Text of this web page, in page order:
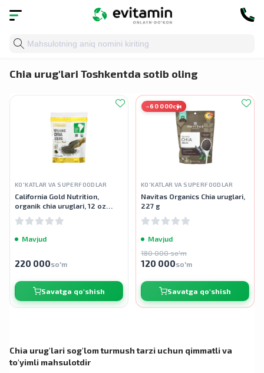
Bosh sahifa Katalog Yog 'kislotalari
Chia urug'lari Toshkentda sotib oling
KO'KATLAR VA SUPERFOODLAR
California Gold Nutrition,
organik chia uruglari, 12 oz
(340 g)
Mavjud
220 000so'm
Savatga qo'shish
−60 000сӯм
KO'KATLAR VA SUPERFOODLAR
Navitas Organics Chia uruglari,
227 g
Mavjud
180 000 so'm
120 000so'm
Savatga qo'shish
Chia urug'lari sog'lom turmush tarzi uchun qimmatli va
to'yimli mahsulotdir